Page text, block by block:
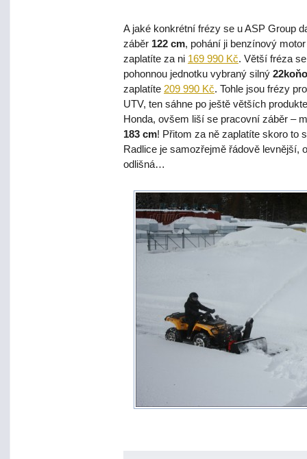
A jaké konkrétní frézy se u ASP Group
záběr 122 cm, pohání ji benzínový
zaplatíte za ni 169 990 Kč. Větší fréza
pohonnou jednotku vybraný silný
zaplatíte 209 990 Kč. Tohle jsou frézy
UTV, ten sáhne po ještě větších
Honda, ovšem liší se pracovní záběr –
183 cm! Přitom za ně zaplatíte skoro to
Radlice je samozřejmě řádově levnější,
odlišná…